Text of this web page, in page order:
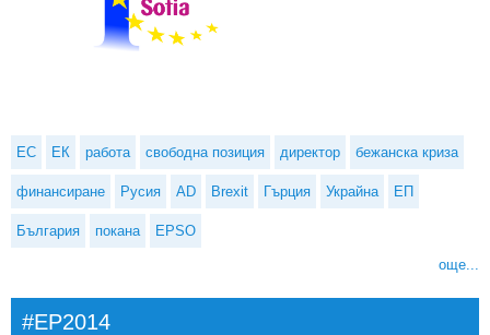
ЕС ЕК работа свободна позиция директор бежанска криза
финансиране Русия AD Brexit Гърция Украйна ЕП
България покана EPSO
още...
#EP2014